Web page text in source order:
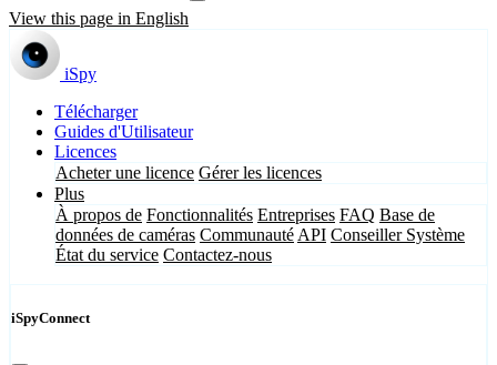
View this page in English
iSpy
Télécharger
Guides d'Utilisateur
Licences
Acheter une licence Gérer les licences
Plus
À propos de Fonctionnalités Entreprises FAQ Base de
données de caméras Communauté API Conseiller Système
État du service Contactez-nous
iSpyConnect